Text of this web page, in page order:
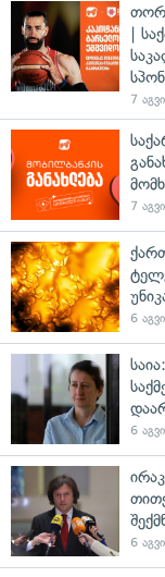
|
7
7
6
6
6